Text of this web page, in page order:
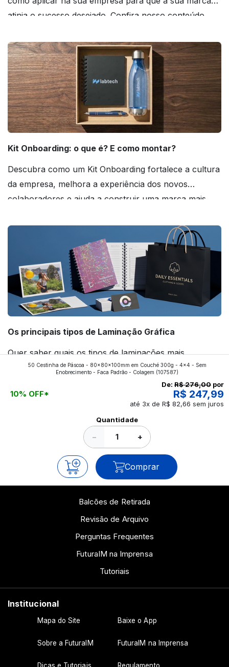
atinja o sucesso desejado. Confira nosso conteúdo
Kit Onboarding: o que é? E como montar?
Descubra como um Kit Onboarding fortalece a cultura
da empresa, melhora a experiência dos novos
colaboradores e ajuda a construir uma marca mais
Os principais tipos de Laminação Gráfica
Quer saber quais os tipos de laminações mais
aplicados nos impressos da gráfica FuturaIM? Então,
continue a leitura que vamos revelar para você!
50 Cestinha de Páscoa - 80x80x100mm em Couché 300g - 4x4 - Sem
Enobrecimento - Faca Padrão - Colagem (107587)
10% OFF*
De: R$ 276,00 por
R$ 247,99
até 3x de R$ 82,66 sem juros
Quantidade
− +
Comprar
Balcões de Retirada
Revisão de Arquivo
Perguntas Frequentes
FuturaIM na Imprensa
Tutoriais
Institucional
Mapa do Site Baixe o App
Sobre a FuturaIM FuturaIM na Imprensa